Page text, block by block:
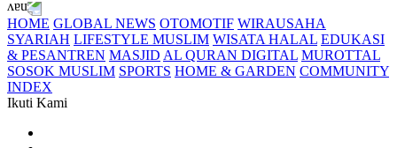
HOME GLOBAL NEWS OTOMOTIF WIRAUSAHA
SYARIAH LIFESTYLE MUSLIM WISATA HALAL EDUKASI
& PESANTREN MASJID AL QURAN DIGITAL MUROTTAL
SOSOK MUSLIM SPORTS HOME & GARDEN COMMUNITY
INDEX
Ikuti Kami